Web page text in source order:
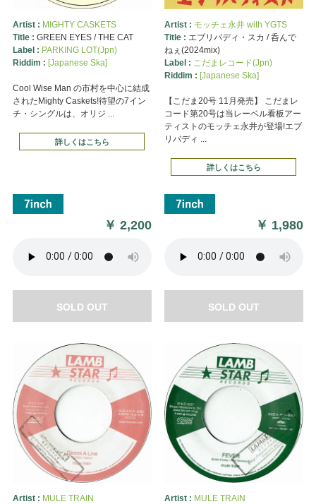
Artist : MIGHTY CASKETS
Title : GREEN EYES / THE CAT
Label : PARKING LOT(Jpn)
Riddim : [Japanese Ska]
Cool Wise Man の市村を中心に結成
されたMighty Caskets!待望の7イン
チ・シングルは、オリジ ...
詳しくはこちら
￥2,200
SOLD OUT
Artist : モッチェ永井 with YGTS
Title : エブリバディ・スカ / 呑んで
ねぇ(2024mix)
Label : こだまレコード(Jpn)
Riddim : [Japanese Ska]
【こだま20号 11月発売】 こだまレ
コード第20号は当レーベル看板アー
ティストのモッチェ永井が登場!エブ
リバディ ...
詳しくはこちら
￥ 1,980
SOLD OUT
Artist : MULE TRAIN
Artist : MULE TRAIN